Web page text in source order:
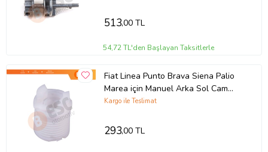
513,00 TL
54,72 TL'den Başlayan Taksitlerle
Fiat Linea Punto Brava Siena Palio
Marea için Manuel Arka Sol Cam
Kriko Makarası 51789674
Kargo ile Teslimat
293,00 TL